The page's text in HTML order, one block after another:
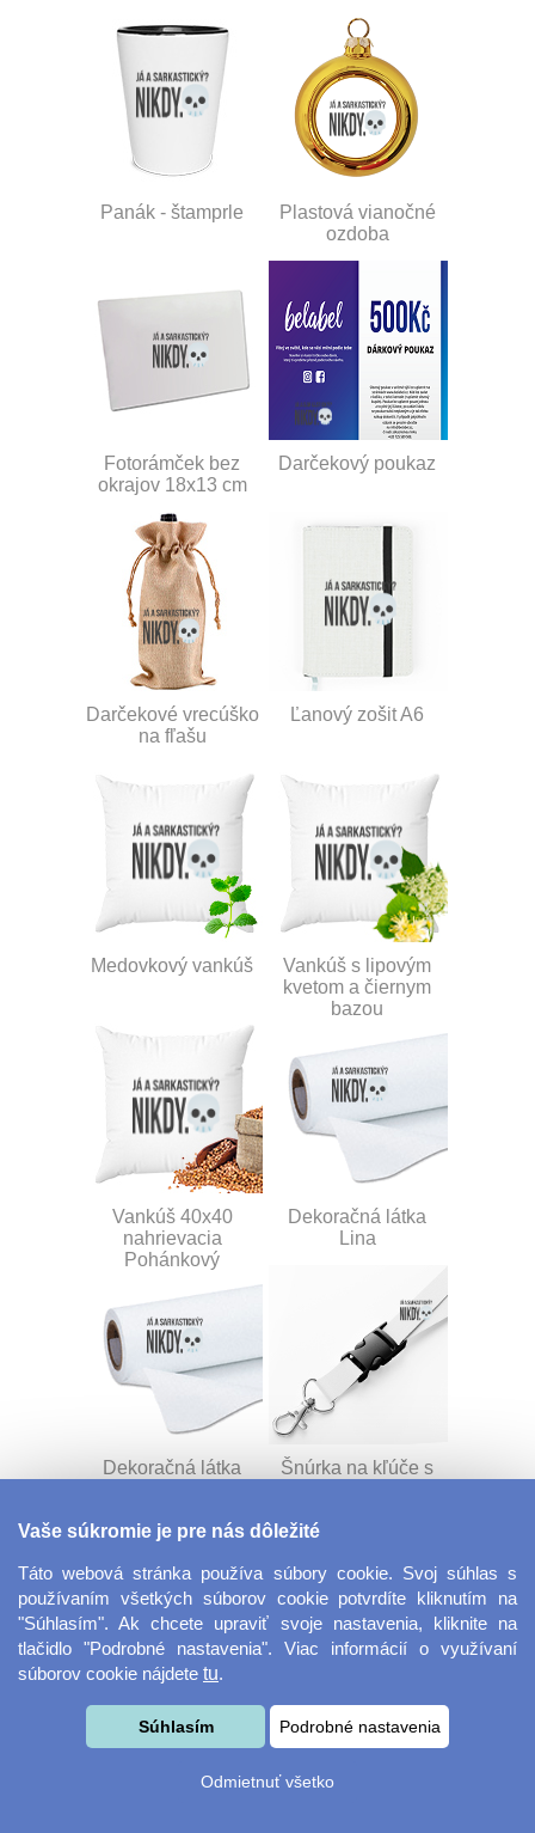
Panák - štamprle
Plastová vianočné
ozdoba
Fotorámček bez
okrajov 18x13 cm
Darčekový poukaz
Darčekové vrecúško
na fľašu
Ľanový zošit A6
Medovkový vankúš
Vankúš s lipovým
kvetom a čiernym
bazou
Vankúš 40x40
nahrievacia
Pohánkový
Dekoračná látka
Lina
Dekoračná látka
Šnúrka na kľúče s
Velkoformátová
Desiatový box
Vaše súkromie je pre nás dôležité
Táto webová stránka používa súbory cookie. Svoj súhlas s
používaním všetkých súborov cookie potvrdíte kliknutím na
"Súhlasím". Ak chcete upraviť svoje nastavenia, kliknite na
tlačidlo "Podrobné nastavenia". Viac informácií o využívaní
súborov cookie nájdete tu.
Súhlasím Podrobné nastavenia
Odmietnuť všetko